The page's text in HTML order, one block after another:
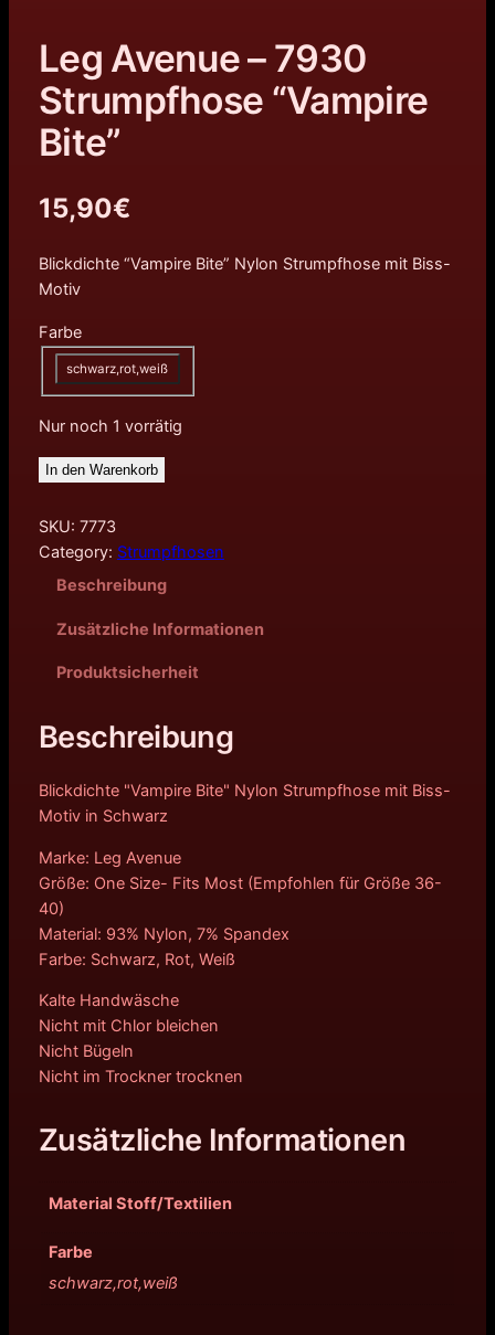
Leg Avenue – 7930
Strumpfhose “Vampire
Bite”
15,90€
Blickdichte “Vampire Bite” Nylon Strumpfhose mit Biss-
Motiv
Farbe
schwarz,rot,weiß
Nur noch 1 vorrätig
In den Warenkorb
SKU: 7773
Category: Strumpfhosen
Beschreibung
Zusätzliche Informationen
Produktsicherheit
Beschreibung
Blickdichte "Vampire Bite" Nylon Strumpfhose mit Biss-
Motiv in Schwarz
Marke: Leg Avenue
Größe: One Size- Fits Most (Empfohlen für Größe 36-
40)
Material: 93% Nylon, 7% Spandex
Farbe: Schwarz, Rot, Weiß
Kalte Handwäsche
Nicht mit Chlor bleichen
Nicht Bügeln
Nicht im Trockner trocknen
Zusätzliche Informationen
Material Stoff/Textilien
Farbe
schwarz,rot,weiß